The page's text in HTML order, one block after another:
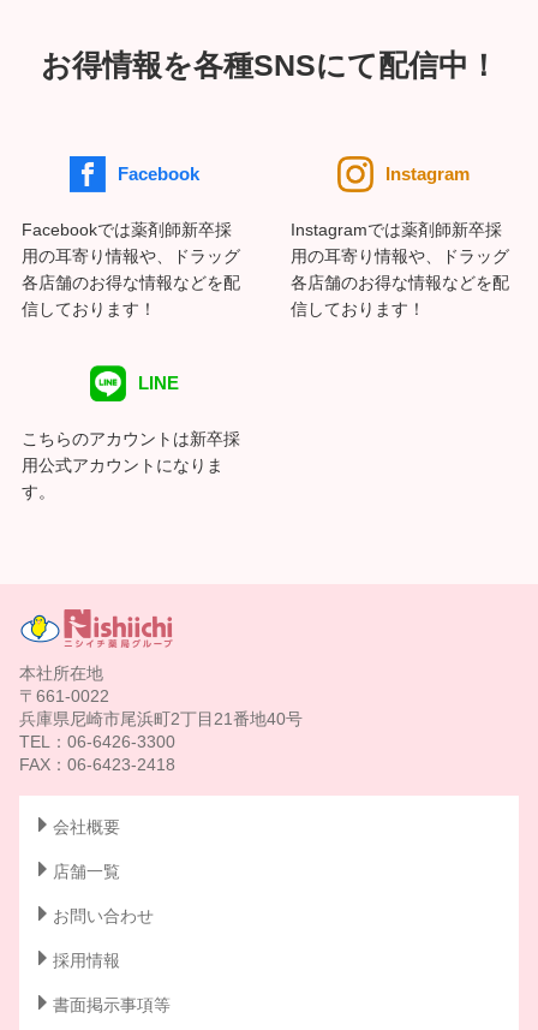
お得情報を各種SNSにて配信中！
Facebook
Facebookでは薬剤師新卒採
用の耳寄り情報や、ドラッグ
各店舗のお得な情報などを配
信しております！
Instagram
Instagramでは薬剤師新卒採
用の耳寄り情報や、ドラッグ
各店舗のお得な情報などを配
信しております！
LINE
こちらのアカウントは新卒採
用公式アカウントになりま
す。
本社所在地
〒661-0022
兵庫県尼崎市尾浜町2丁目21番地40号
TEL：06-6426-3300
FAX：06-6423-2418
会社概要
店舗一覧
お問い合わせ
採用情報
書面掲示事項等